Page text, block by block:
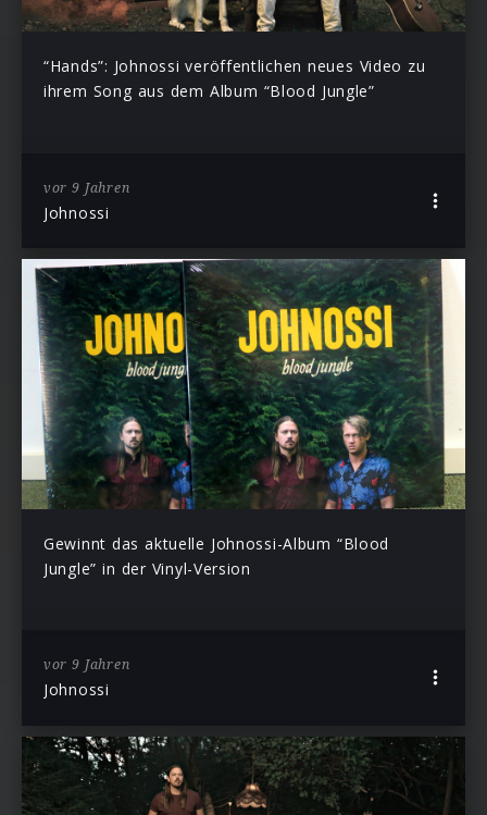
“Hands”: Johnossi veröffentlichen neues Video zu
ihrem Song aus dem Album “Blood Jungle”
vor 9 Jahren
Johnossi
Gewinnt das aktuelle Johnossi-Album “Blood
Jungle” in der Vinyl-Version
vor 9 Jahren
Johnossi